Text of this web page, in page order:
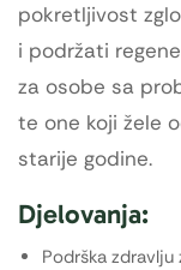
pokretljivost
i podržati
za osobe sa
te one koji žele
starije godine.
Djelovanja:
Podrška